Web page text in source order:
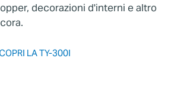
decorazioni d'interni e altro
LA TY-300I